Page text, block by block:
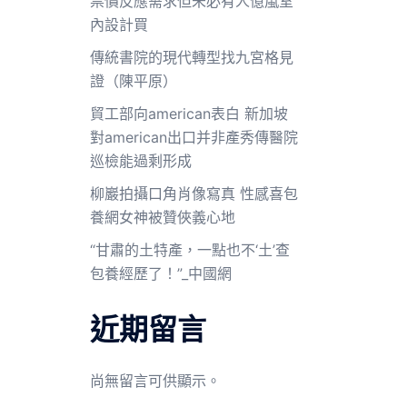
內設計買
傳統書院的現代轉型找九宮格見
證（陳平原）
貿工部向american表白 新加坡
對american出口并非產秀傳醫院
巡檢能過剩形成
柳巖拍攝口角肖像寫真 性感喜包
養網女神被贊俠義心地
“甘肅的土特產，一點也不‘土’查
包養經歷了！”_中國網
近期留言
尚無留言可供顯示。